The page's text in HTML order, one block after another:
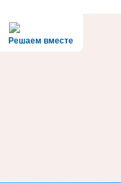
Решаем вместе